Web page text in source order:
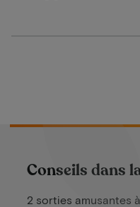
Conseils dans
2 sorties amusantes